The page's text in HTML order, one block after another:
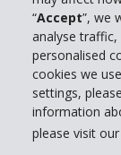
“Accept”, we
analyse
personalised
cookies we
settings,
information
please visit our
Customer
Prenota con